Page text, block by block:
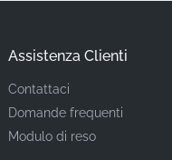
Assistenza Clienti
Contattaci
Domande frequenti
Modulo di reso